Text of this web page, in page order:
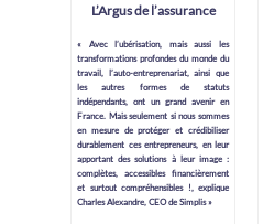
L’Argus de l’assurance
« Avec l’ubérisation, mais aussi les
transformations profondes du monde du
travail, l’auto-entreprenariat, ainsi que
les autres formes de statuts
indépendants, ont un grand avenir en
France. Mais seulement si nous sommes
en mesure de protéger et crédibiliser
durablement ces entrepreneurs, en leur
apportant des solutions à leur image :
complètes, accessibles financièrement
et surtout compréhensibles !, explique
Charles Alexandre, CEO de Simplis »